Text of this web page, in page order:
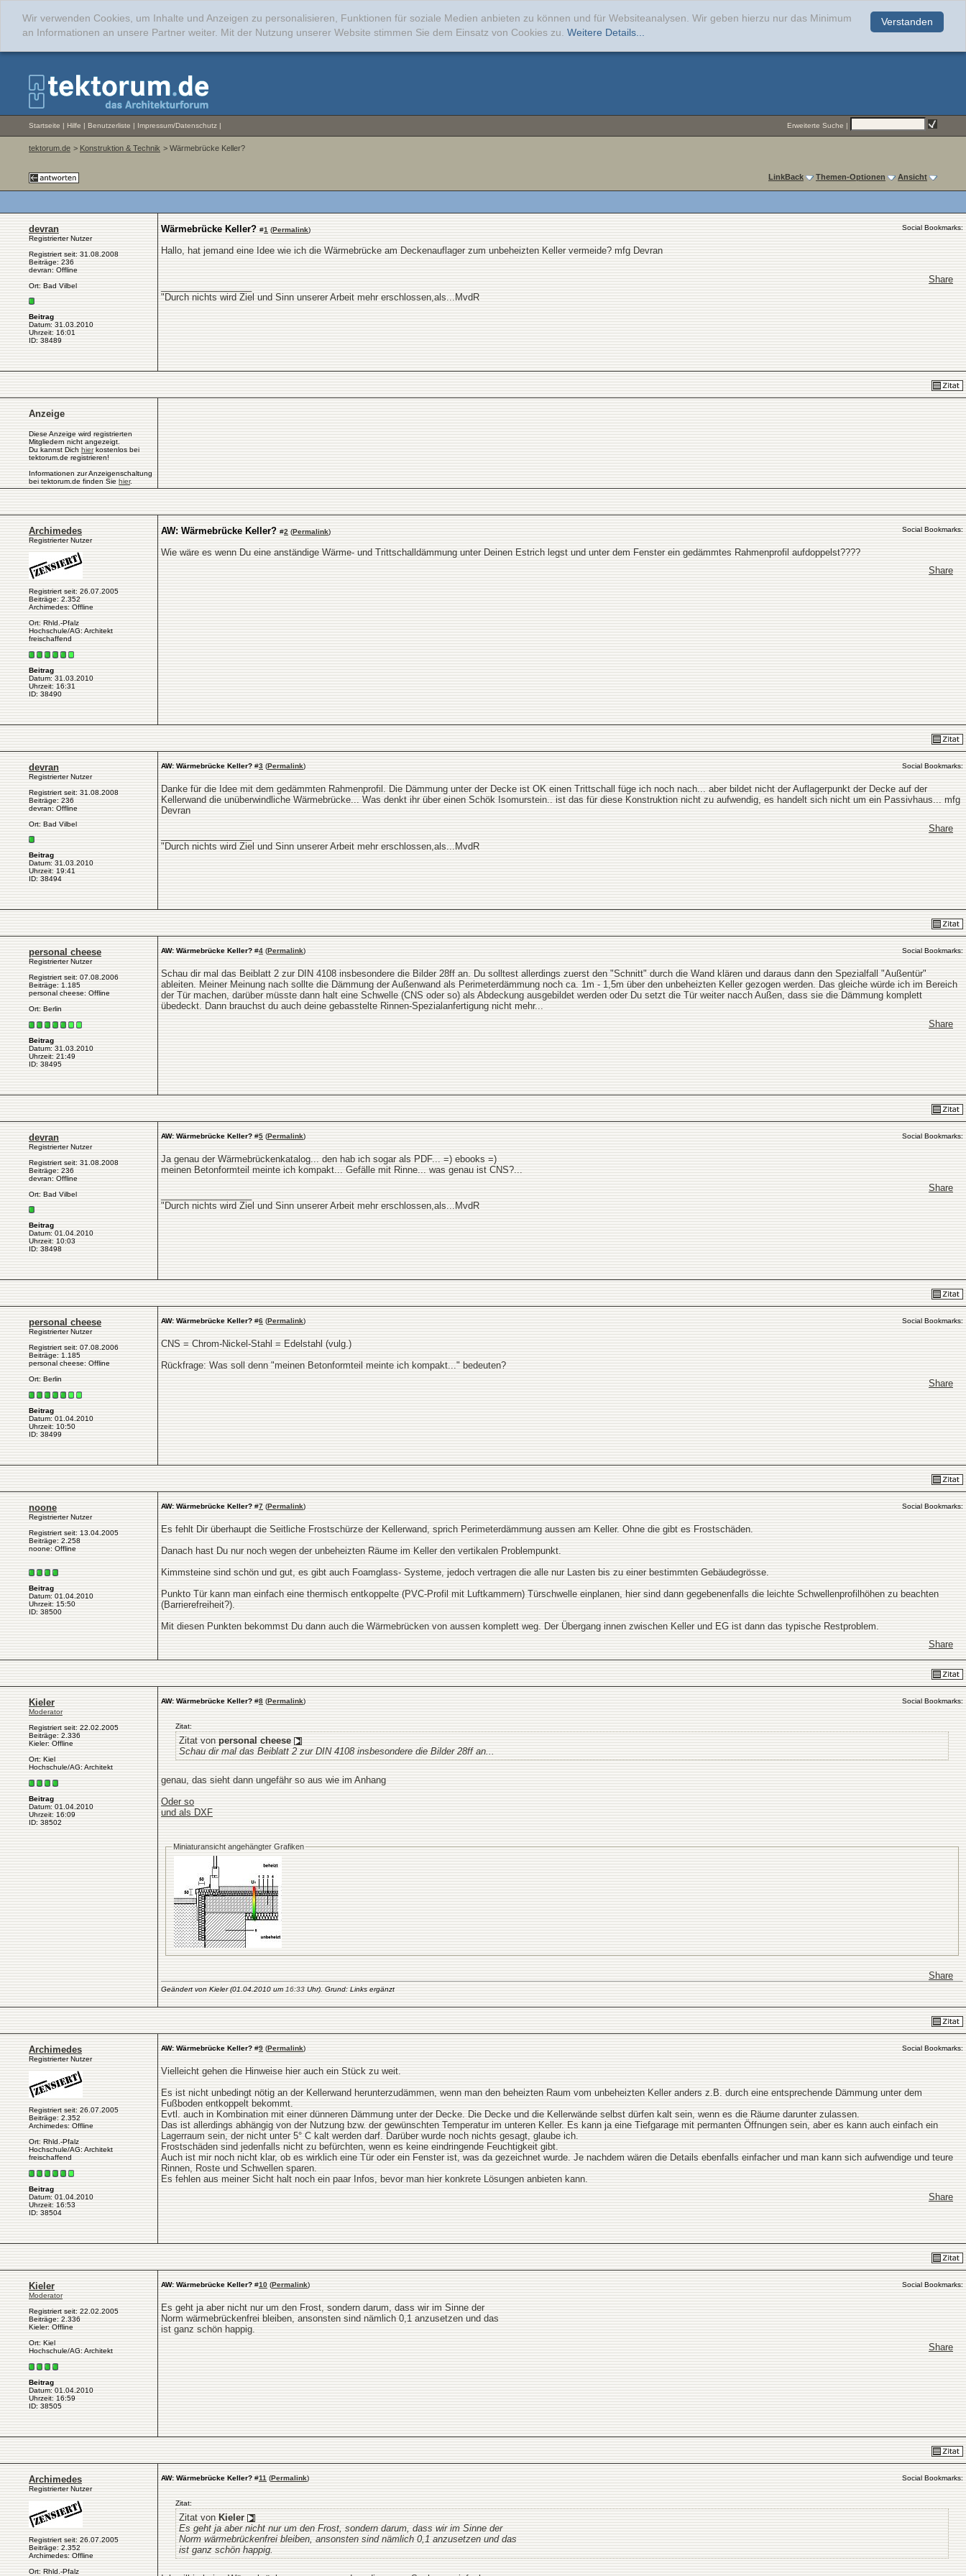
Verstanden
Wir verwenden Cookies, um Inhalte und Anzeigen zu personalisieren, Funktionen für soziale Medien anbieten zu können und für Websiteanalysen. Wir geben hierzu nur das Minimum
an Informationen an unsere Partner weiter. Mit der Nutzung unserer Website stimmen Sie dem Einsatz von Cookies zu. Weitere Details...
Startseite | Hilfe | Benutzerliste | Impressum/Datenschutz | Erweiterte Suche |
tektorum.de > Konstruktion & Technik > Wärmebrücke Keller?
LinkBack Themen-Optionen Ansicht
devran
Registrierter Nutzer
Registriert seit: 31.08.2008
Beiträge: 236
devran: Offline
Ort: Bad Vilbel
Beitrag
Datum: 31.03.2010
Uhrzeit: 16:01
ID: 38489
Wärmebrücke Keller? #1 (Permalink) Social Bookmarks:
Hallo, hat jemand eine Idee wie ich die Wärmebrücke am Deckenauflager zum unbeheizten Keller vermeide? mfg Devran
Share
"Durch nichts wird Ziel und Sinn unserer Arbeit mehr erschlossen,als...MvdR
Anzeige
Diese Anzeige wird registrierten
Mitgliedern nicht angezeigt.
Du kannst Dich hierkostenlos bei
tektorum.de registrieren!
Informationen zur Anzeigenschaltung
bei tektorum.de finden Sie hier.
Archimedes
Registrierter Nutzer
Registriert seit: 26.07.2005
Beiträge: 2.352
Archimedes: Offline
Ort: Rhld.-Pfalz
Hochschule/AG: Architekt
freischaffend
Beitrag
Datum: 31.03.2010
Uhrzeit: 16:31
ID: 38490
AW: Wärmebrücke Keller? #2 (Permalink) Social Bookmarks:
Wie wäre es wenn Du eine anständige Wärme- und Trittschalldämmung unter Deinen Estrich legst und unter dem Fenster ein gedämmtes Rahmenprofil aufdoppelst????
Share
devran
Registrierter Nutzer
Registriert seit: 31.08.2008
Beiträge: 236
devran: Offline
Ort: Bad Vilbel
Beitrag
Datum: 31.03.2010
Uhrzeit: 19:41
ID: 38494
AW: Wärmebrücke Keller? #3 (Permalink) Social Bookmarks:
Danke für die Idee mit dem gedämmten Rahmenprofil. Die Dämmung unter der Decke ist OK einen Trittschall füge ich noch nach... aber bildet nicht der Auflagerpunkt der Decke auf der
Kellerwand die unüberwindliche Wärmebrücke... Was denkt ihr über einen Schök Isomurstein.. ist das für diese Konstruktion nicht zu aufwendig, es handelt sich nicht um ein Passivhaus... mfg
Devran
Share
"Durch nichts wird Ziel und Sinn unserer Arbeit mehr erschlossen,als...MvdR
personal cheese
Registrierter Nutzer
Registriert seit: 07.08.2006
Beiträge: 1.185
personal cheese: Offline
Ort: Berlin
Beitrag
Datum: 31.03.2010
Uhrzeit: 21:49
ID: 38495
AW: Wärmebrücke Keller? #4 (Permalink) Social Bookmarks:
Schau dir mal das Beiblatt 2 zur DIN 4108 insbesondere die Bilder 28ff an. Du solltest allerdings zuerst den "Schnitt" durch die Wand klären und daraus dann den Spezialfall "Außentür"
ableiten. Meiner Meinung nach sollte die Dämmung der Außenwand als Perimeterdämmung noch ca. 1m - 1,5m über den unbeheizten Keller gezogen werden. Das gleiche würde ich im Bereich
der Tür machen, darüber müsste dann halt eine Schwelle (CNS oder so) als Abdeckung ausgebildet werden oder Du setzt die Tür weiter nacch Außen, dass sie die Dämmung komplett
übedeckt. Dann brauchst du auch deine gebasstelte Rinnen-Spezialanfertigung nicht mehr...
Share
devran
Registrierter Nutzer
Registriert seit: 31.08.2008
Beiträge: 236
devran: Offline
Ort: Bad Vilbel
Beitrag
Datum: 01.04.2010
Uhrzeit: 10:03
ID: 38498
AW: Wärmebrücke Keller? #5 (Permalink) Social Bookmarks:
Ja genau der Wärmebrückenkatalog... den hab ich sogar als PDF... =) ebooks =)
meinen Betonformteil meinte ich kompakt... Gefälle mit Rinne... was genau ist CNS?...
Share
"Durch nichts wird Ziel und Sinn unserer Arbeit mehr erschlossen,als...MvdR
personal cheese
Registrierter Nutzer
Registriert seit: 07.08.2006
Beiträge: 1.185
personal cheese: Offline
Ort: Berlin
Beitrag
Datum: 01.04.2010
Uhrzeit: 10:50
ID: 38499
AW: Wärmebrücke Keller? #6 (Permalink) Social Bookmarks:
CNS = Chrom-Nickel-Stahl = Edelstahl (vulg.)
Rückfrage: Was soll denn "meinen Betonformteil meinte ich kompakt..." bedeuten?
Share
noone
Registrierter Nutzer
Registriert seit: 13.04.2005
Beiträge: 2.258
noone: Offline
Beitrag
Datum: 01.04.2010
Uhrzeit: 15:50
ID: 38500
AW: Wärmebrücke Keller? #7 (Permalink) Social Bookmarks:
Es fehlt Dir überhaupt die Seitliche Frostschürze der Kellerwand, sprich Perimeterdämmung aussen am Keller. Ohne die gibt es Frostschäden.
Danach hast Du nur noch wegen der unbeheizten Räume im Keller den vertikalen Problempunkt.
Kimmsteine sind schön und gut, es gibt auch Foamglass- Systeme, jedoch vertragen die alle nur Lasten bis zu einer bestimmten Gebäudegrösse.
Punkto Tür kann man einfach eine thermisch entkoppelte (PVC-Profil mit Luftkammern) Türschwelle einplanen, hier sind dann gegebenenfalls die leichte Schwellenprofilhöhen zu beachten
(Barrierefreiheit?).
Mit diesen Punkten bekommst Du dann auch die Wärmebrücken von aussen komplett weg. Der Übergang innen zwischen Keller und EG ist dann das typische Restproblem.
Share
Kieler
Moderator
Registriert seit: 22.02.2005
Beiträge: 2.336
Kieler: Offline
Ort: Kiel
Hochschule/AG: Architekt
Beitrag
Datum: 01.04.2010
Uhrzeit: 16:09
ID: 38502
AW: Wärmebrücke Keller? #8 (Permalink) Social Bookmarks:
Zitat:
Zitat von personal cheese
Schau dir mal das Beiblatt 2 zur DIN 4108 insbesondere die Bilder 28ff an...
genau, das sieht dann ungefähr so aus wie im Anhang
Oder so
und als DXF
..
Miniaturansicht angehängter Grafiken
Share
Geändert von Kieler (01.04.2010 um 16:33 Uhr). Grund: Links ergänzt
Archimedes
Registrierter Nutzer
Registriert seit: 26.07.2005
Beiträge: 2.352
Archimedes: Offline
Ort: Rhld.-Pfalz
Hochschule/AG: Architekt
freischaffend
Beitrag
Datum: 01.04.2010
Uhrzeit: 16:53
ID: 38504
AW: Wärmebrücke Keller? #9 (Permalink) Social Bookmarks:
Vielleicht gehen die Hinweise hier auch ein Stück zu weit.
Es ist nicht unbedingt nötig an der Kellerwand herunterzudämmen, wenn man den beheizten Raum vom unbeheizten Keller anders z.B. durch eine entsprechende Dämmung unter dem
Fußboden entkoppelt bekommt.
Evtl. auch in Kombination mit einer dünneren Dämmung unter der Decke. Die Decke und die Kellerwände selbst dürfen kalt sein, wenn es die Räume darunter zulassen.
Das ist allerdings abhängig von der Nutzung bzw. der gewünschten Temperatur im unteren Keller. Es kann ja eine Tiefgarage mit permanten Öffnungen sein, aber es kann auch einfach ein
Lagerraum sein, der nicht unter 5° C kalt werden darf. Darüber wurde noch nichts gesagt, glaube ich.
Frostschäden sind jedenfalls nicht zu befürchten, wenn es keine eindringende Feuchtigkeit gibt.
Auch ist mir noch nicht klar, ob es wirklich eine Tür oder ein Fenster ist, was da gezeichnet wurde. Je nachdem wären die Details ebenfalls einfacher und man kann sich aufwendige und teure
Rinnen, Roste und Schwellen sparen.
Es fehlen aus meiner Sicht halt noch ein paar Infos, bevor man hier konkrete Lösungen anbieten kann.
Share
Kieler
Moderator
Registriert seit: 22.02.2005
Beiträge: 2.336
Kieler: Offline
Ort: Kiel
Hochschule/AG: Architekt
Beitrag
Datum: 01.04.2010
Uhrzeit: 16:59
ID: 38505
AW: Wärmebrücke Keller? #10 (Permalink) Social Bookmarks:
Es geht ja aber nicht nur um den Frost, sondern darum, dass wir im Sinne der
Norm wärmebrückenfrei bleiben, ansonsten sind nämlich 0,1 anzusetzen und das
ist ganz schön happig.
Share
Archimedes
Registrierter Nutzer
Registriert seit: 26.07.2005
Beiträge: 2.352
Archimedes: Offline
Ort: Rhld.-Pfalz
AW: Wärmebrücke Keller? #11 (Permalink) Social Bookmarks:
Zitat:
Zitat von Kieler
Es geht ja aber nicht nur um den Frost, sondern darum, dass wir im Sinne der
Norm wärmebrückenfrei bleiben, ansonsten sind nämlich 0,1 anzusetzen und das
ist ganz schön happig.